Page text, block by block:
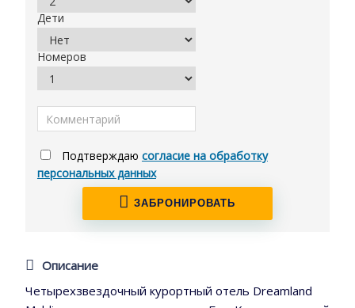
Дети
Номеров
Подтверждаю согласие на обработку
персональных данных
ЗАБРОНИРОВАТЬ
Описание
Четырехзвездочный курортный отель Dreamland